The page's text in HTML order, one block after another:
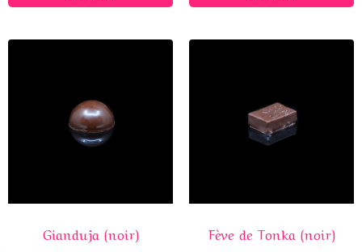
Gianduja (noir) Fève de Tonka (noir)